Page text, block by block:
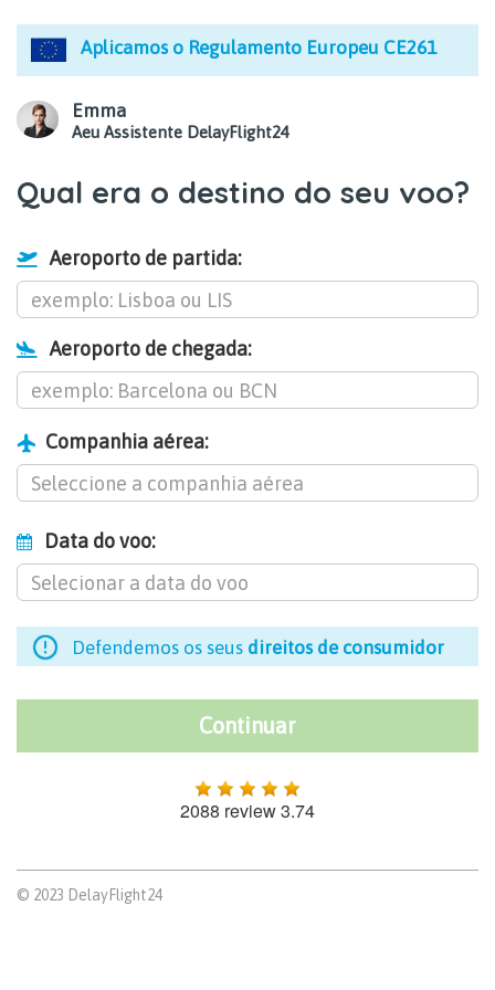
Aplicamos o Regulamento Europeu CE261
Emma
Aeu Assistente DelayFlight24
Qual era o destino do seu voo?
Aeroporto de partida:
Aeroporto de chegada:
Companhia aérea:
Data do voo:
Defendemos os seus direitos de consumidor
2088 review 3.74
© 2023 DelayFlight24